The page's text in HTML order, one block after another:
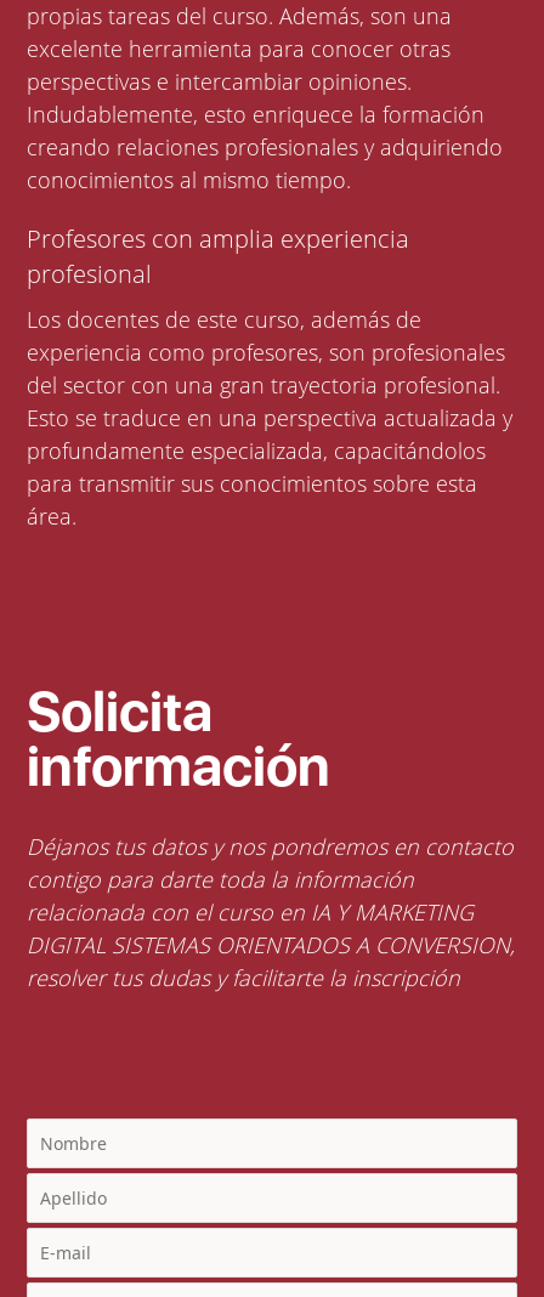
propias tareas del curso. Además, son una
excelente herramienta para conocer otras
perspectivas e intercambiar opiniones.
Indudablemente, esto enriquece la formación
creando relaciones profesionales y adquiriendo
conocimientos al mismo tiempo.
Profesores con amplia experiencia
profesional
Los docentes de este curso, además de
experiencia como profesores, son profesionales
del sector con una gran trayectoria profesional.
Esto se traduce en una perspectiva actualizada y
profundamente especializada, capacitándolos
para transmitir sus conocimientos sobre esta
área.
Solicita
información
Déjanos tus datos y nos pondremos en contacto
contigo para darte toda la información
relacionada con el curso en IA Y MARKETING
DIGITAL SISTEMAS ORIENTADOS A CONVERSION,
resolver tus dudas y facilitarte la inscripción